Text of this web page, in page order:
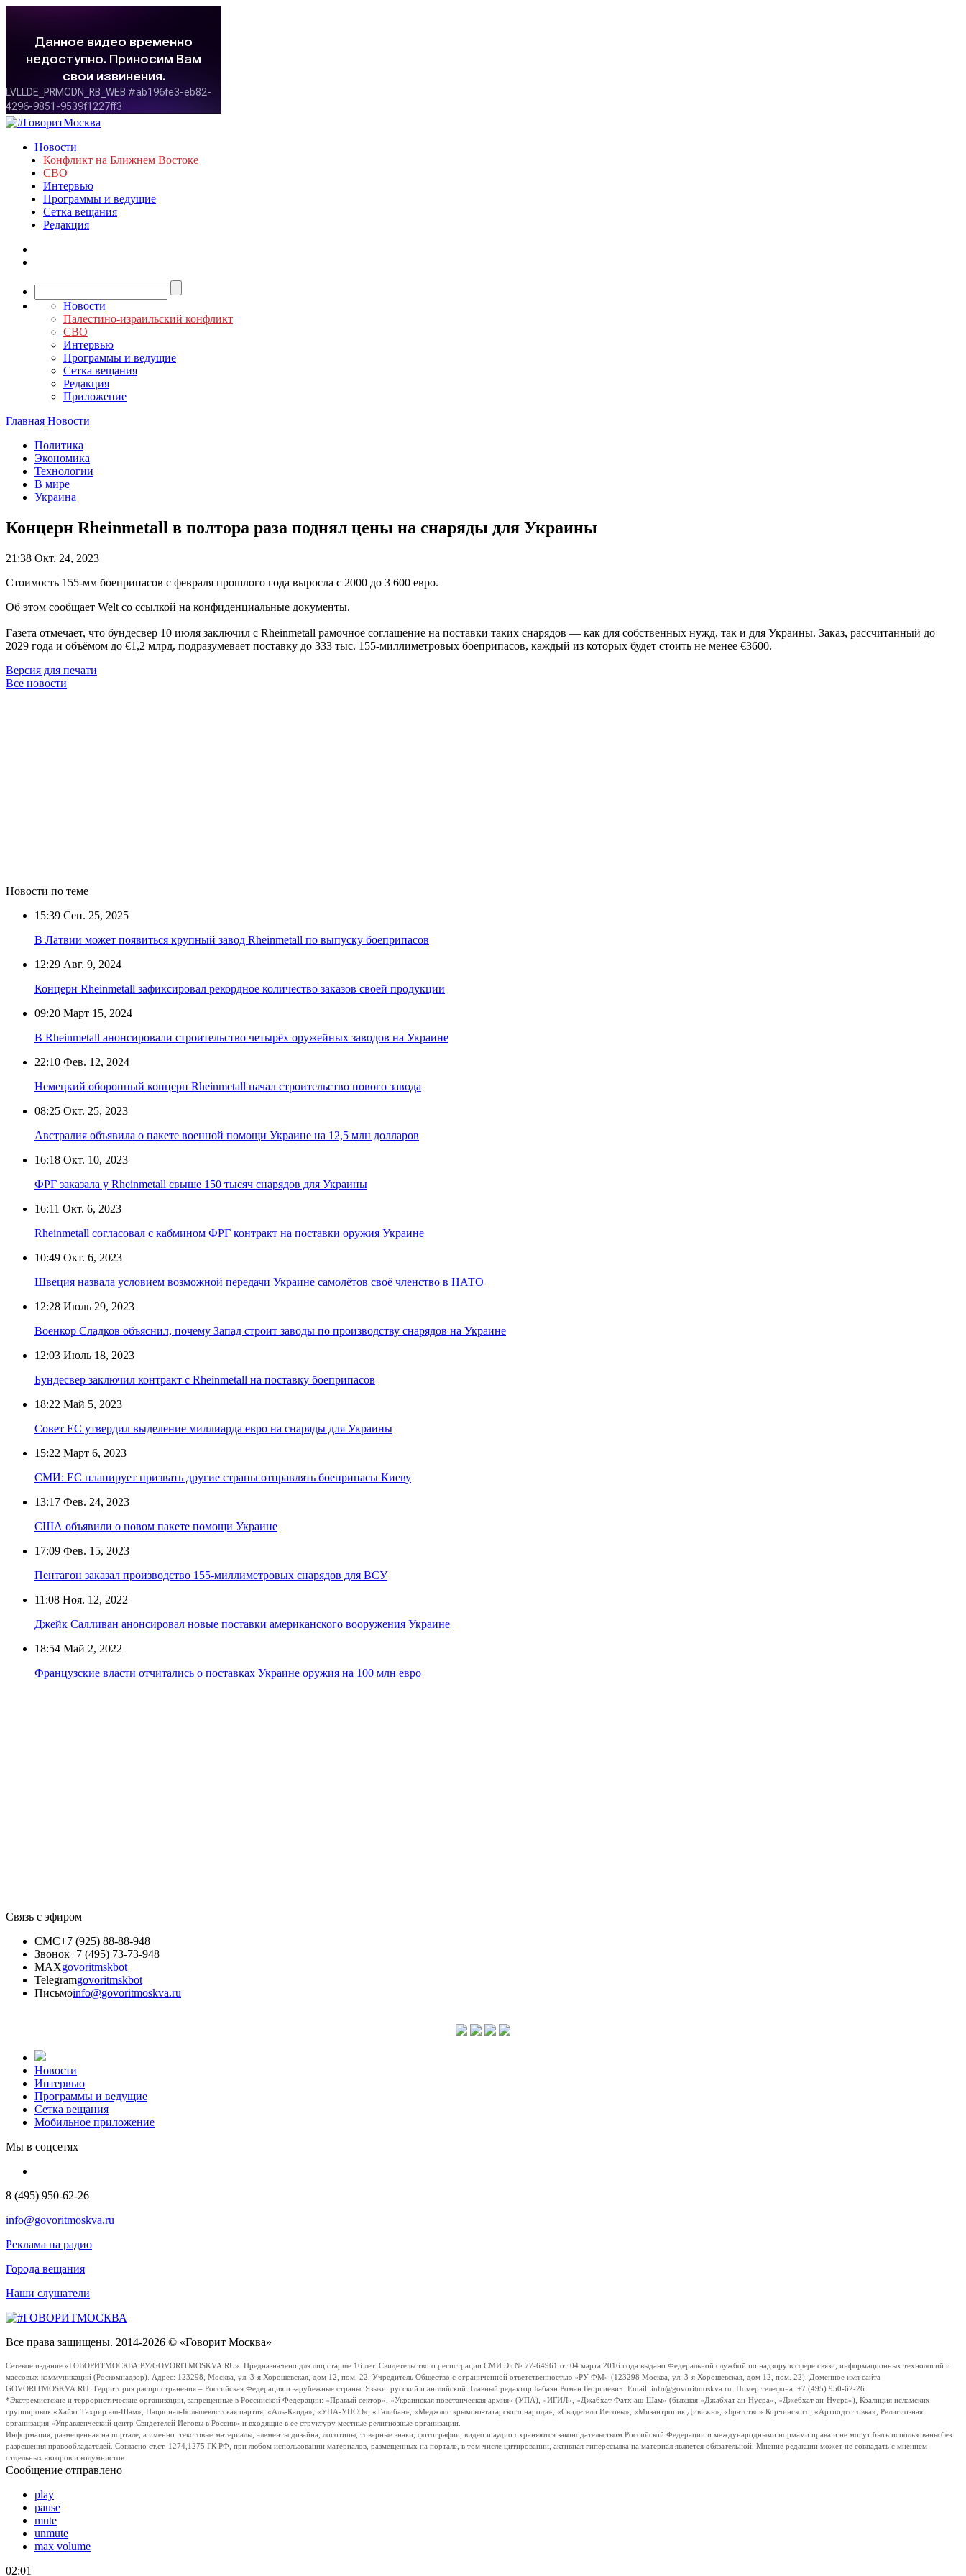
Новости
Конфликт на Ближнем Востоке
СВО
Интервью
Программы и ведущие
Сетка вещания
Редакция
Новости
Палестино-израильский конфликт
СВО
Интервью
Программы и ведущие
Сетка вещания
Редакция
Приложение
Главная Новости
Политика
Экономика
Технологии
В мире
Украина
Концерн Rheinmetall в полтора раза поднял цены на снаряды для Украины
21:38 Окт. 24, 2023
Стоимость 155-мм боеприпасов с февраля прошлого года выросла с 2000 до 3 600 евро.
Об этом сообщает Welt со ссылкой на конфиденциальные документы.
Газета отмечает, что бундесвер 10 июля заключил с Rheinmetall рамочное соглашение на поставки таких снарядов — как для собственных нужд, так и для Украины. Заказ, рассчитанный до
2029 года и объёмом до €1,2 млрд, подразумевает поставку до 333 тыс. 155-миллиметровых боеприпасов, каждый из которых будет стоить не менее €3600.
Версия для печати
Все новости
Новости по теме
15:39 Сен. 25, 2025
В Латвии может появиться крупный завод Rheinmetall по выпуску боеприпасов
12:29 Авг. 9, 2024
Концерн Rheinmetall зафиксировал рекордное количество заказов своей продукции
09:20 Март 15, 2024
В Rheinmetall анонсировали строительство четырёх оружейных заводов на Украине
22:10 Фев. 12, 2024
Немецкий оборонный концерн Rheinmetall начал строительство нового завода
08:25 Окт. 25, 2023
Австралия объявила о пакете военной помощи Украине на 12,5 млн долларов
16:18 Окт. 10, 2023
ФРГ заказала у Rheinmetall свыше 150 тысяч снарядов для Украины
16:11 Окт. 6, 2023
Rheinmetall согласовал с кабмином ФРГ контракт на поставки оружия Украине
10:49 Окт. 6, 2023
Швеция назвала условием возможной передачи Украине самолётов своё членство в НАТО
12:28 Июль 29, 2023
Военкор Сладков объяснил, почему Запад строит заводы по производству снарядов на Украине
12:03 Июль 18, 2023
Бундесвер заключил контракт с Rheinmetall на поставку боеприпасов
18:22 Май 5, 2023
Совет ЕС утвердил выделение миллиарда евро на снаряды для Украины
15:22 Март 6, 2023
СМИ: ЕС планирует призвать другие страны отправлять боеприпасы Киеву
13:17 Фев. 24, 2023
США объявили о новом пакете помощи Украине
17:09 Фев. 15, 2023
Пентагон заказал производство 155-миллиметровых снарядов для ВСУ
11:08 Ноя. 12, 2022
Джейк Салливан анонсировал новые поставки американского вооружения Украине
18:54 Май 2, 2022
Французские власти отчитались о поставках Украине оружия на 100 млн евро
Связь с эфиром
СМС+7 (925) 88-88-948
Звонок+7 (495) 73-73-948
MAXgovoritmskbot
Telegramgovoritmskbot
Письмоinfo@govoritmoskva.ru
Новости
Интервью
Программы и ведущие
Сетка вещания
Мобильное приложение
Мы в соцсетях
8 (495) 950-62-26
info@govoritmoskva.ru
Реклама на радио
Города вещания
Наши слушатели
Все права защищены. 2014-2026 © «Говорит Москва»
Сетевое издание «ГОВОРИТМОСКВА.РУ/GOVORITMOSKVA.RU». Предназначено для лиц старше 16 лет. Свидетельство о регистрации СМИ Эл № 77-64961 от 04 марта 2016 года выдано Федеральной службой по надзору в сфере связи, информационных технологий и
массовых коммуникаций (Роскомнадзор). Адрес: 123298, Москва, ул. 3-я Хорошевская, дом 12, пом. 22. Учредитель Общество с ограниченной ответственностью «РУ ФМ» (123298 Москва, ул. 3-я Хорошевская, дом 12, пом. 22). Доменное имя сайта
GOVORITMOSKVA.RU. Территория распространения – Российская Федерация и зарубежные страны. Языки: русский и английский. Главный редактор Бабаян Роман Георгиевич. Email: info@govoritmoskva.ru. Номер телефона: +7 (495) 950-62-26
*Экстремистские и террористические организации, запрещенные в Российской Федерации: «Правый сектор», «Украинская повстанческая армия» (УПА), «ИГИЛ», «Джабхат Фатх аш-Шам» (бывшая «Джабхат ан-Нусра», «Джебхат ан-Нусра»), Коалиция исламских
группировок «Хайят Тахрир аш-Шам», Национал-Большевистская партия, «Аль-Каида», «УНА-УНСО», «Талибан», «Меджлис крымско-татарского народа», «Свидетели Иеговы», «Мизантропик Дивижн», «Братство» Корчинского, «Артподготовка», Религиозная
организация «Управленческий центр Свидетелей Иеговы в России» и входящие в ее структуру местные религиозные организации.
Информация, размещенная на портале, а именно: текстовые материалы, элементы дизайна, логотипы, товарные знаки, фотографии, видео и аудио охраняются законодательством Российской Федерации и международными нормами права и не могут быть использованы без
разрешения правообладателей. Согласно ст.ст. 1274,1275 ГК РФ, при любом использовании материалов, размещенных на портале, в том числе цитировании, активная гиперссылка на материал является обязательной. Мнение редакции может не совпадать с мнением
отдельных авторов и колумнистов.
Сообщение отправлено
play
pause
mute
unmute
max volume
02:01